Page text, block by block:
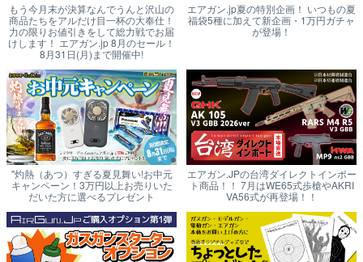
もう今月末が決算なんでうんと沢山の
商品たちをアルだけ目一杯の大奉仕！
力の限りお値引きをして総力戦でお届
けします！ エアガン.jp 8月のセール！
8月31日(月)まで開催中!
エアガン.jp夏の特別企画！ いつもの夏
福袋5種に加えて新企画・1万円ガチャ
が登場！
"灼熱（あつ）すぎる夏見舞い!お中元
キャンペーン！3万円以上お売りいた
だいた方に選べるプレゼント
エアガン.JPの台湾ダイレクトインポー
ト商品！！ 7月はWE65式歩槍やAKRI
VA56式が再登場！！